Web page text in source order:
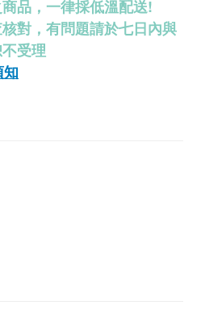
品，一律採低溫配送!
對，有問題請於七日內與
受理